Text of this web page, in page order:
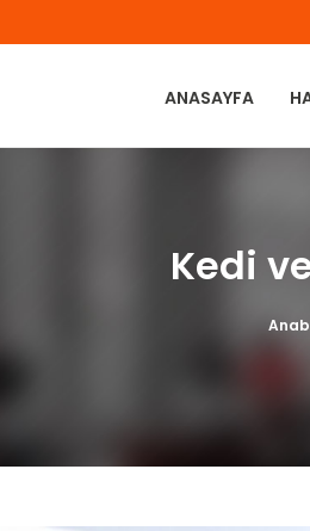
ANASAYFA
Kedi